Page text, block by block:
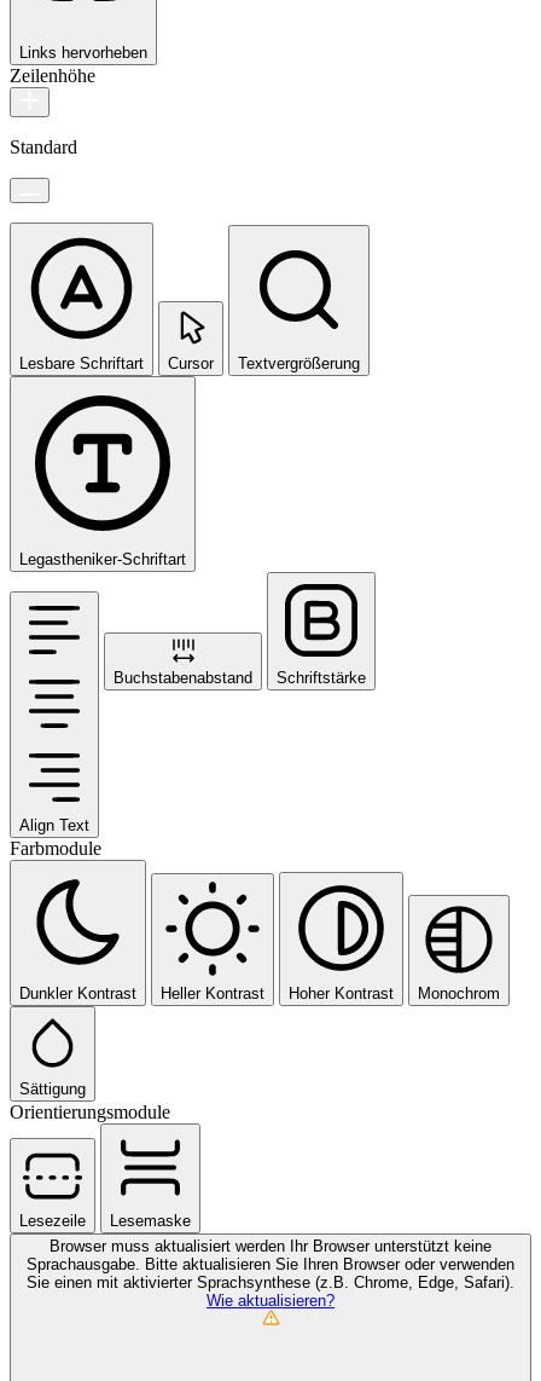
Links hervorheben
Zeilenhöhe
Standard
Lesbare Schriftart Cursor Textvergrößerung
Legastheniker-Schriftart
Align Text
Buchstabenabstand Schriftstärke
Farbmodule
Dunkler Kontrast Heller Kontrast Hoher Kontrast Monochrom
Sättigung
Orientierungsmodule
Lesezeile
Lesemaske
Browser muss aktualisiert werden
Ihr Browser unterstützt keine
Sprachausgabe. Bitte aktualisieren Sie Ihren Browser oder verwenden
Sie einen mit aktivierter Sprachsynthese (z.B. Chrome, Edge, Safari).
Wie aktualisieren?